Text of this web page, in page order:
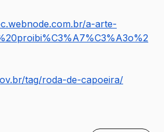
a-arte-
tag/roda-de-capoeira/